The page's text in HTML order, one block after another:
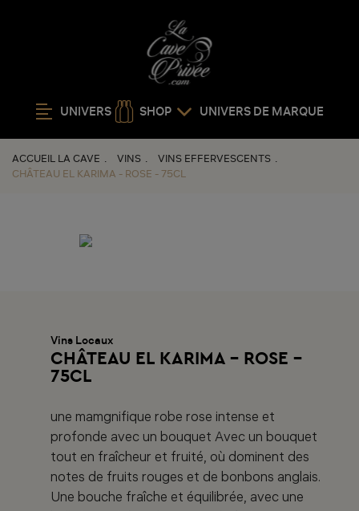
UNIVERS SHOP UNIVERS DE MARQUE
ACCUEIL LA CAVE VINS
VINS EFFERVESCENTS
CHÂTEAU EL KARIMA - ROSE - 75CL
Vins Locaux
CHÂTEAU EL KARIMA - ROSE -
75CL
une mamgnifique robe rose intense et
profonde avec un bouquet Avec un bouquet
tout en fraîcheur et fruité, où dominent des
notes de fruits rouges et de bonbons anglais.
Une bouche fraîche et équilibrée, avec une